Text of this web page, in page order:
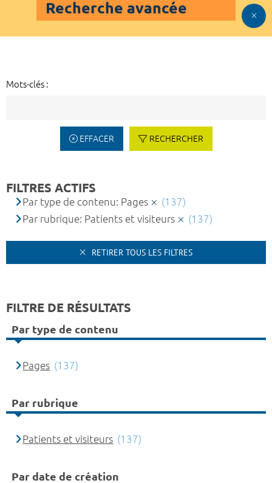
Recherche avancée
Mots-clés :
EFFACER RECHERCHER
FILTRES ACTIFS
Par type de contenu: Pages
(137)
Par rubrique: Patients et visiteurs
(137)
RETIRER TOUS LES FILTRES
FILTRE DE RÉSULTATS
Par type de contenu
Pages (137)
Par rubrique
Patients et visiteurs (137)
Par date de création